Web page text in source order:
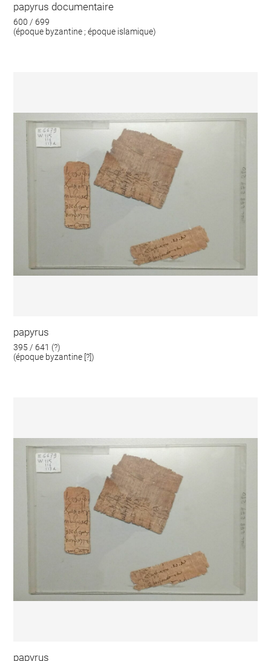
papyrus documentaire
600 / 699
(époque byzantine ; époque islamique)
papyrus
395 / 641 (?)
(époque byzantine [?])
papyrus